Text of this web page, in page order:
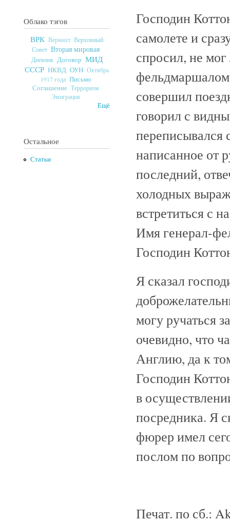
Облако тэгов
ВРК Вермахт Верховный
Совет Вторая мировая
Дневник Договор МИД
СССР НКВД ОУН Октябрь
1917 года Письмо
Соглашение Терроризм
Эмиграция
Ещё
Остальное
Статьи
Господин
самолете и
спросил, не мог
фельдмаршалом
совершил
говорил с
переписывался
написанное от
последний,
холодных
встретиться с
Имя генерал-
Господин
Я сказал
могу ручаться
очевидно, что
Англию, да к
Господин
в
посредника. Я
фюрер имел
послом по
Печат. по сб.: